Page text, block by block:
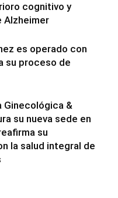
cognitivo y
Alzheimer
es operado con
su proceso de
Ginecológica &
su nueva sede en
su
la salud integral de